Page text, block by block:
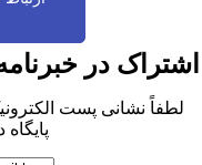
در خبرنامه
لطفاً نشانی پست
پایگاه